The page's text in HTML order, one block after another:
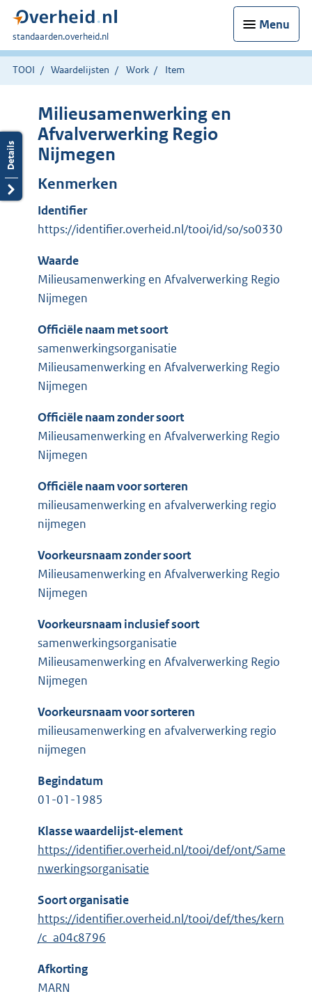
Menu
U
bent
hier:
standaarden.overheid.nl
TOOI Waardelijsten Work Item
Milieusamenwerking en
Afvalverwerking Regio
Nijmegen
Kenmerken
Identifier
https://identifier.overheid.nl/tooi/id/so/so0330
Waarde
Milieusamenwerking en Afvalverwerking Regio
Nijmegen
Officiële naam met soort
samenwerkingsorganisatie
Milieusamenwerking en Afvalverwerking Regio
Nijmegen
Officiële naam zonder soort
Milieusamenwerking en Afvalverwerking Regio
Nijmegen
Officiële naam voor sorteren
milieusamenwerking en afvalverwerking regio
nijmegen
Voorkeursnaam zonder soort
Milieusamenwerking en Afvalverwerking Regio
Nijmegen
Voorkeursnaam inclusief soort
samenwerkingsorganisatie
Milieusamenwerking en Afvalverwerking Regio
Nijmegen
Voorkeursnaam voor sorteren
milieusamenwerking en afvalverwerking regio
nijmegen
Begindatum
01-01-1985
Klasse waardelijst-element
https://identifier.overheid.nl/tooi/def/ont/Same
nwerkingsorganisatie
Soort organisatie
https://identifier.overheid.nl/tooi/def/thes/kern
/c_a04c8796
Afkorting
MARN